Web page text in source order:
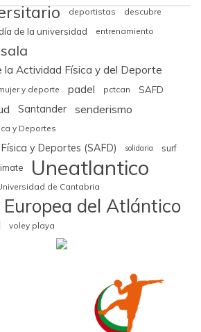
deportistas descubre
día de la universidad entrenamiento
la Actividad Física y del Deporte
y deporte padel pctcan
SAFD
Santander senderismo
y Deportes
y Deportes (SAFD) solidaria surf
Uneatlantico
de Cantabria
del Atlántico
voley playa